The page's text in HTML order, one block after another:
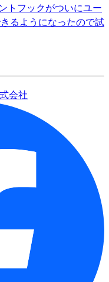
トフックがついにユー
るようになったので試
会社